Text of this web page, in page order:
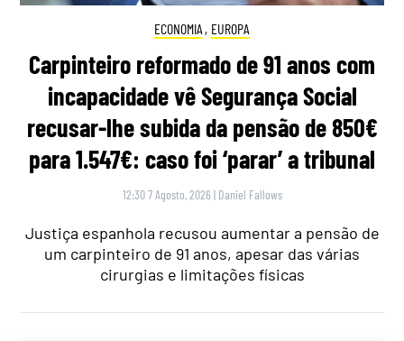
ECONOMIA , EUROPA
Carpinteiro reformado de 91 anos com
incapacidade vê Segurança Social
recusar-lhe subida da pensão de 850€
para 1.547€: caso foi ‘parar’ a tribunal
12:30 7 Agosto, 2026 | Daniel Fallows
Justiça espanhola recusou aumentar a pensão de
um carpinteiro de 91 anos, apesar das várias
cirurgias e limitações físicas